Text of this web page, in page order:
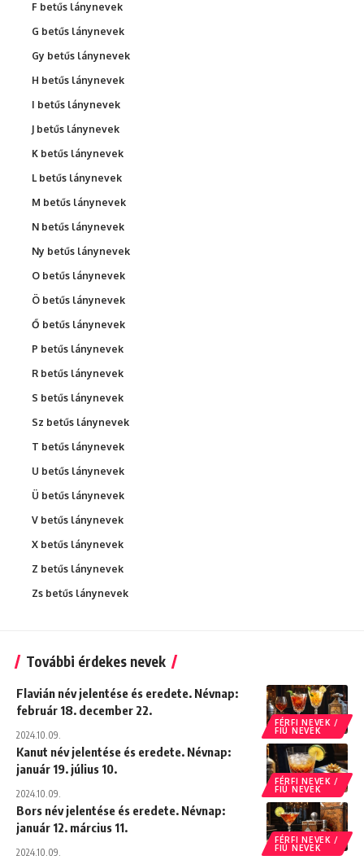
F betűs lánynevek
G betűs lánynevek
Gy betűs lánynevek
H betűs lánynevek
I betűs lánynevek
J betűs lánynevek
K betűs lánynevek
L betűs lánynevek
M betűs lánynevek
N betűs lánynevek
Ny betűs lánynevek
O betűs lánynevek
Ö betűs lánynevek
Ő betűs lánynevek
P betűs lánynevek
R betűs lánynevek
S betűs lánynevek
Sz betűs lánynevek
T betűs lánynevek
U betűs lánynevek
Ü betűs lánynevek
V betűs lánynevek
X betűs lánynevek
Z betűs lánynevek
Zs betűs lánynevek
További érdekes nevek
FÉRFI NEVEK /
FIÚ NEVEK
Flavián név jelentése és eredete. Névnap:
február 18. december 22.
2024.10.09.
FÉRFI NEVEK /
FIÚ NEVEK
Kanut név jelentése és eredete. Névnap:
január 19. július 10.
2024.10.09.
FÉRFI NEVEK /
FIÚ NEVEK
Bors név jelentése és eredete. Névnap:
január 12. március 11.
2024.10.09.